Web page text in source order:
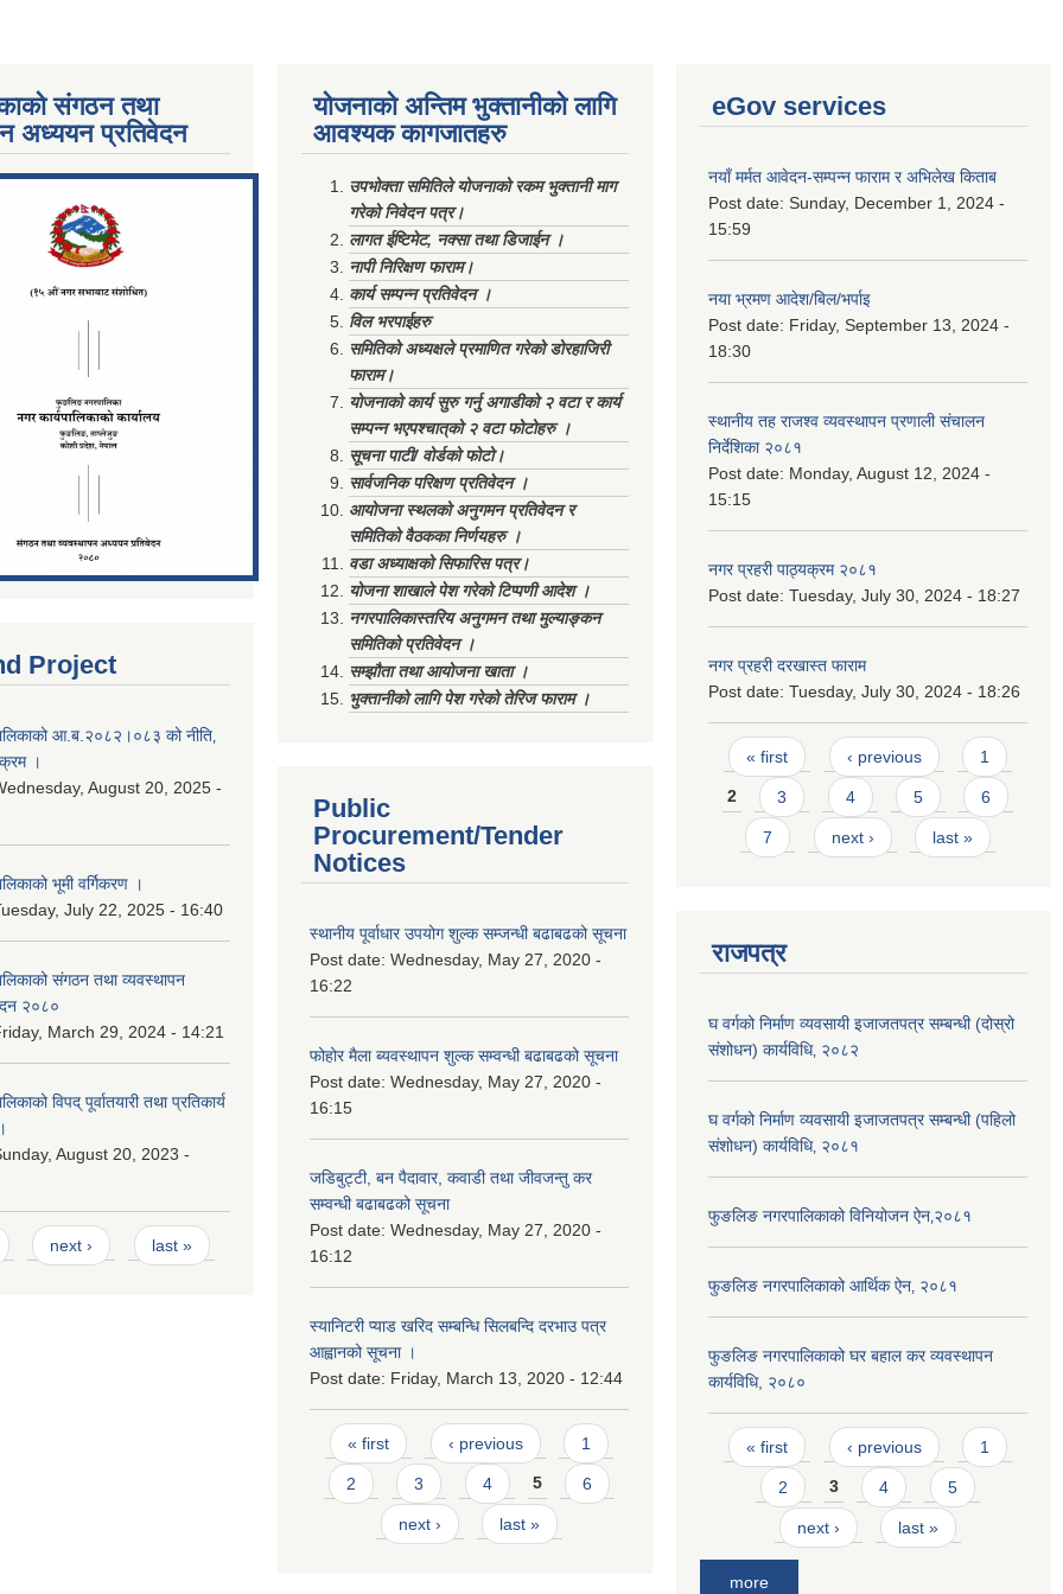
Al...
संगठन तथा
अध्ययन प्रतिवेदन
Project
आ.ब.२०८२।०८३ को नीति‚
।
August 20, 2025 -
भूमी वर्गिकरण ।
July 22, 2025 - 16:40
संगठन तथा व्यवस्थापन
२०८०
March 29, 2024 - 14:21
विपद् पूर्वातयारी तथा प्रतिकार्य
August 20, 2023 -
next › last »
योजनाको अन्तिम भुक्तानीको लागि
आवश्यक कागजातहरु
उपभोक्ता समितिले योजनाको रकम भुक्तानी माग
गरेको निवेदन पत्र।
लागत ईष्टिमेट, नक्सा तथा डिजाईन ।
नापी निरिक्षण फाराम।
कार्य सम्पन्न प्रतिवेदन ।
विल भरपाईहरु
समितिको अध्यक्षले प्रमाणित गरेको डोरहाजिरी
फाराम।
योजनाको कार्य सुरु गर्नु अगाडीको २ वटा र कार्य
सम्पन्न भएपश्चात्‌को २ वटा फोटोहरु ।
सूचना पाटी/ वोर्डको फोटो।
सार्वजनिक परिक्षण प्रतिवेदन ।
आयोजना स्थलको अनुगमन प्रतिवेदन र
समितिको वैठकका निर्णयहरु ।
वडा अध्याक्षको सिफारिस पत्र।
योजना शाखाले पेश गरेको टिप्पणी आदेश ।
नगरपालिकास्तरिय अनुगमन तथा मुल्याङ्कन
समितिको प्रतिवेदन ।
सम्झौता तथा आयोजना खाता ।
भुक्तानीको लागि पेश गरेको तेरिज फाराम ।
Public
Procurement/Tender
Notices
स्थानीय पूर्वाधार उपयोग शुल्क सम्जन्धी बढाबढको सूचना
Post date: Wednesday, May 27, 2020 -
16:22
फोहोर मैला ब्यवस्थापन शुल्क सम्वन्धी बढाबढको सूचना
Post date: Wednesday, May 27, 2020 -
16:15
जडिबुट्टी, बन पैदावार, कवाडी तथा जीवजन्तु कर
सम्वन्धी बढाबढको सूचना
Post date: Wednesday, May 27, 2020 -
16:12
स्यानिटरी प्याड खरिद सम्बन्धि सिलबन्दि दरभाउ पत्र
आह्वानको सूचना ।
Post date: Friday, March 13, 2020 - 12:44
Pages
« first ‹ previous 1
2 3 4 5 6
next › last »
eGov services
नयाँ मर्मत आवेदन-सम्पन्न फाराम र अभिलेख किताब
Post date: Sunday, December 1, 2024 -
15:59
नया भ्रमण आदेश/बिल/भर्पाइ
Post date: Friday, September 13, 2024 -
18:30
स्थानीय तह राजश्व व्यवस्थापन प्रणाली संचालन
निर्देशिका २०८१
Post date: Monday, August 12, 2024 -
15:15
नगर प्रहरी पाठ्यक्रम २०८१
Post date: Tuesday, July 30, 2024 - 18:27
नगर प्रहरी दरखास्त फाराम
Post date: Tuesday, July 30, 2024 - 18:26
Pages
« first ‹ previous 1
2 3 4 5 6
7 next › last »
राजपत्र
घ वर्गको निर्माण व्यवसायी इजाजतपत्र सम्बन्धी (दोस्रो
संशोधन) कार्यविधि‚ २०८२
घ वर्गको निर्माण व्यवसायी इजाजतपत्र सम्बन्धी (पहिलो
संशोधन) कार्यविधि‚ २०८१
फुङलिङ नगरपालिकाको विनियोजन ऐन‚२०८१
फुङलिङ नगरपालिकाको आर्थिक ऐन‚ २०८१
फुङलिङ नगरपालिकाको घर बहाल कर व्यवस्थापन
कार्यविधि, २०८०
Pages
« first ‹ previous 1
2 3 4 5
next › last »
more